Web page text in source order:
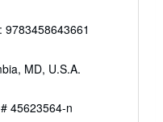
9783458643661
MD, U.S.A.
45623564-n